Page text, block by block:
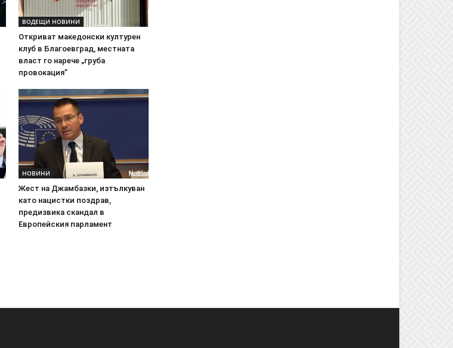
ВОДЕЩИ НОВИНИ
Откриват македонски културен
клуб в Благоевград, местната
власт го нарече „груба
провокация”
НОВИНИ
Жест на Джамбазки, изтълкуван
като нацистки поздрав,
предизвика скандал в
Европейския парламент